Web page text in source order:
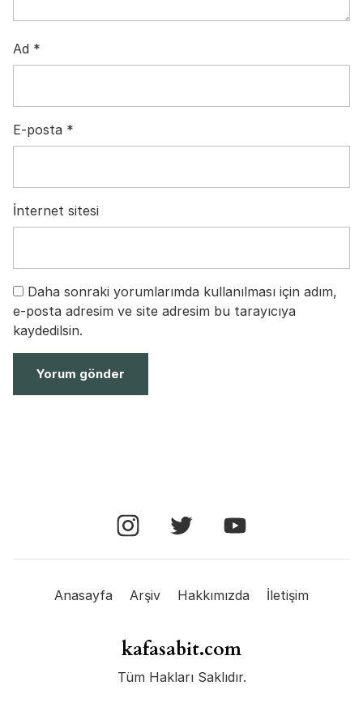
Ad *
E-posta *
İnternet sitesi
Daha sonraki yorumlarımda kullanılması için adım,
e-posta adresim ve site adresim bu tarayıcıya
kaydedilsin.
Anasayfa Arşiv Hakkımızda İletişim
kafasabit.com
Tüm Hakları Saklıdır.